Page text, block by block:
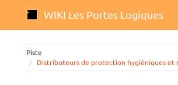
WIKI Les Portes Logiques
Piste
Distributeurs de protection hygiéniques et